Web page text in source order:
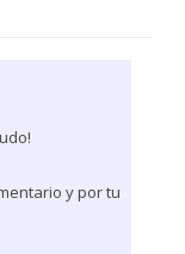
y por tu